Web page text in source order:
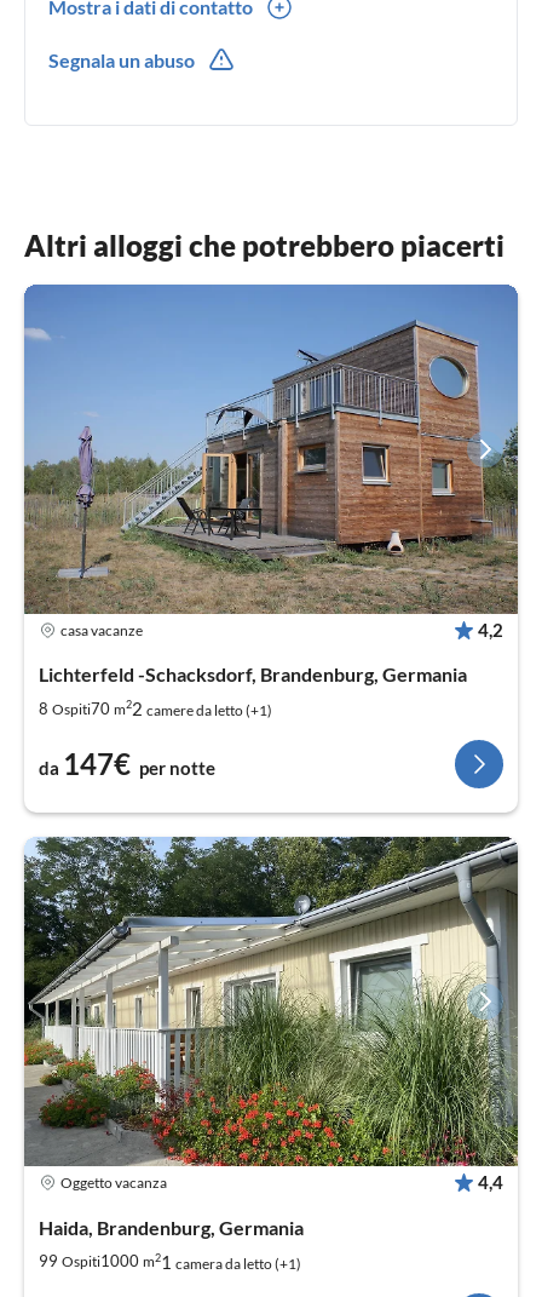
Mostra i dati di contatto
Segnala un abuso
Altri alloggi che potrebbero piacerti
casa vacanze 4,2
Lichterfeld -Schacksdorf, Brandenburg, Germania
8 Ospiti70 m22 camere da letto (+1)
da 147€ per notte
Oggetto vacanza 4,4
Haida, Brandenburg, Germania
99 Ospiti1000 m21 camera da letto (+1)